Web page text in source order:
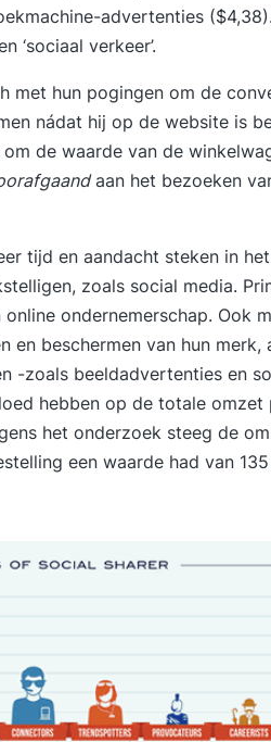
advertenties
‘sociaal verkeer’.
met hun pogingen om de
nádat hij op de website is
de waarde van de
aan het bezoeken
tijd en aandacht steken in
zoals social media.
online ondernemerschap. Ook
en beschermen van hun merk,
-zoals beeldadvertenties en
hebben op de totale omzet
het onderzoek steeg de
een waarde had van